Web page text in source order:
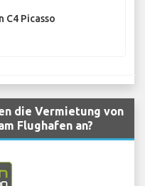
C4 Picasso
die Vermietung von
Flughafen an?